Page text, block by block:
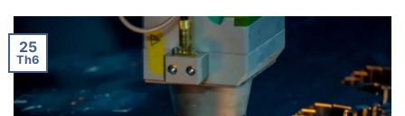
25
Th6